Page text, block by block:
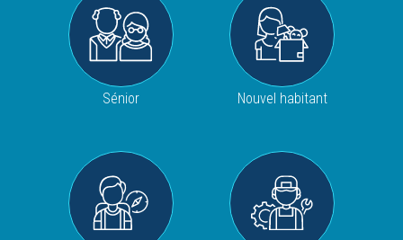
Sénior Nouvel habitant